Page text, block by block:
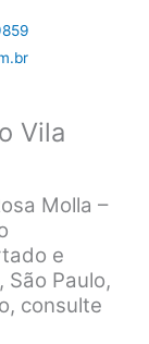
Vila
Molla –
e
São Paulo,
consulte